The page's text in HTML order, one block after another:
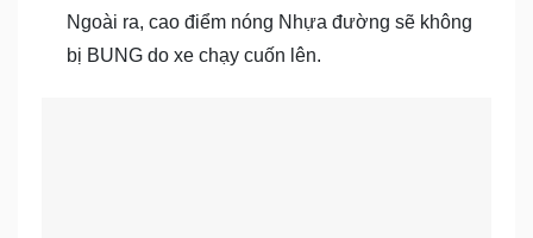
Ngoài ra, cao điểm nóng Nhựa đường sẽ không
bị BUNG do xe chạy cuốn lên.